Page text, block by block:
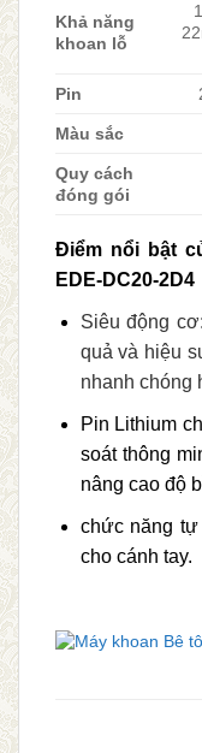
Khả năng
khoan lỗ
Pin
Màu sắc
Quy cách
đóng gói
Điểm nổi bật
EDE-DC20-2D4
Siêu động
quả và hiệu
nhanh chóng
Pin Lithium
soát thông
nâng cao độ
chức năng
cho cánh tay.